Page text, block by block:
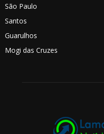
São Paulo
Santos
Guarulhos
Mogi das Cruzes